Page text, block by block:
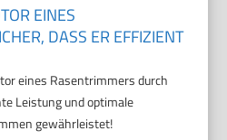
EINES
DASS ER EFFIZIENT
eines Rasentrimmers durch
Leistung und optimale
gewährleistet!